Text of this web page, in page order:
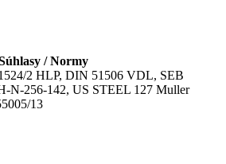
/ Normy
2 HLP, DIN 51506 VDL, SEB
N-256-142, US STEEL 127 Muller
13